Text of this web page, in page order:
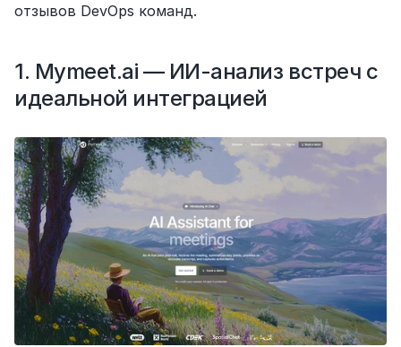
отзывов DevOps команд.
1. Mymeet.ai — ИИ-анализ встреч с
идеальной интеграцией